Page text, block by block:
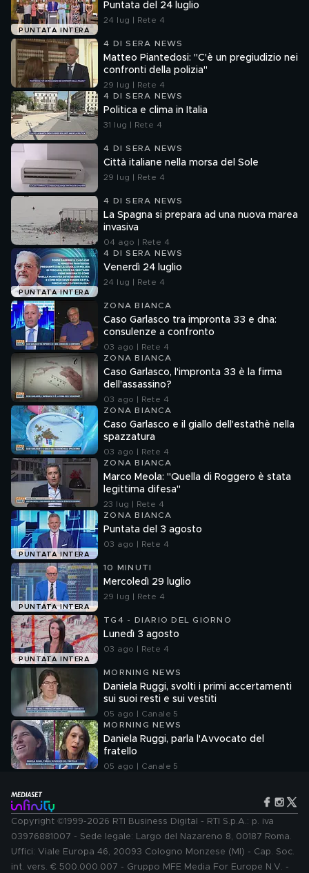
PUNTATA INTERA
Puntata del 24 luglio
24 lug | Rete 4
4 DI SERA NEWS
Matteo Piantedosi: "C'è un pregiudizio nei
confronti della polizia"
29 lug | Rete 4
4 DI SERA NEWS
Politica e clima in Italia
31 lug | Rete 4
4 DI SERA NEWS
Città italiane nella morsa del Sole
29 lug | Rete 4
4 DI SERA NEWS
La Spagna si prepara ad una nuova marea
invasiva
04 ago | Rete 4
PUNTATA INTERA
4 DI SERA NEWS
Venerdì 24 luglio
24 lug | Rete 4
ZONA BIANCA
Caso Garlasco tra impronta 33 e dna:
consulenze a confronto
03 ago | Rete 4
ZONA BIANCA
Caso Garlasco, l'impronta 33 è la firma
dell'assassino?
03 ago | Rete 4
ZONA BIANCA
Caso Garlasco e il giallo dell'estathè nella
spazzatura
03 ago | Rete 4
ZONA BIANCA
Marco Meola: "Quella di Roggero è stata
legittima difesa"
23 lug | Rete 4
PUNTATA INTERA
ZONA BIANCA
Puntata del 3 agosto
03 ago | Rete 4
PUNTATA INTERA
10 MINUTI
Mercoledì 29 luglio
29 lug | Rete 4
PUNTATA INTERA
TG4 - DIARIO DEL GIORNO
Lunedì 3 agosto
03 ago | Rete 4
MORNING NEWS
Daniela Ruggi, svolti i primi accertamenti
sui suoi resti e sui vestiti
05 ago | Canale 5
MORNING NEWS
Daniela Ruggi, parla l'Avvocato del
fratello
05 ago | Canale 5
Copyright ©1999-2026 RTI Business Digital - RTI S.p.A.: p. iva
03976881007 - Sede legale: Largo del Nazareno 8, 00187 Roma.
Uffici: Viale Europa 46, 20093 Cologno Monzese (MI) - Cap. Soc.
int. vers. € 500.000.007 - Gruppo MFE Media For Europe N.V. -